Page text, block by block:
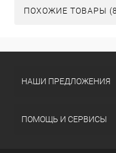
ПОХОЖИЕ ТОВАРЫ
НАШИ ПРЕДЛОЖЕНИЯ
ПОМОЩЬ И СЕРВИСЫ